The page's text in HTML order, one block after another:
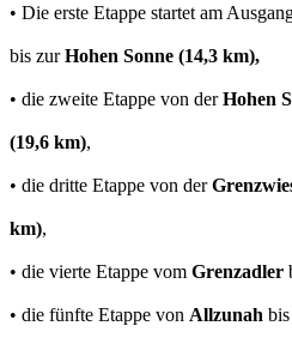
• Die erste Etappe startet am
bis zurHohen Sonne (14,3 km),
• die zweite Etappe von derHohen
(19,6 km),
• die dritte Etappe von der
km),
• die vierte Etappe vom Grenzadler
• die fünfte Etappe von Allzunah